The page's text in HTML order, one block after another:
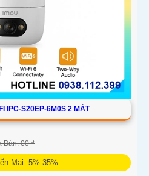
IPC-S20EP-6M0S 2 MẮT
Bán: 00 ₫
Mại: 5%-35%